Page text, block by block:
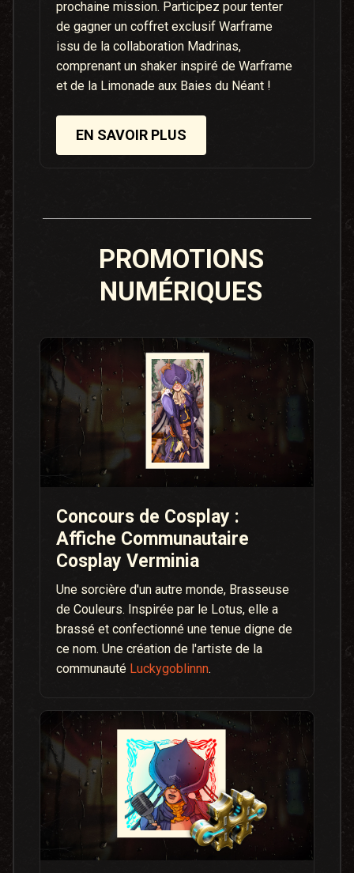
prochaine mission. Participez pour tenter
de gagner un coffret exclusif Warframe
issu de la collaboration Madrinas,
comprenant un shaker inspiré de Warframe
et de la Limonade aux Baies du Néant !
EN SAVOIR PLUS
PROMOTIONS
NUMÉRIQUES
Concours de Cosplay :
Affiche Communautaire
Cosplay Verminia
Une sorcière d'un autre monde, Brasseuse
de Couleurs. Inspirée par le Lotus, elle a
brassé et confectionné une tenue digne de
ce nom. Une création de l'artiste de la
communauté Luckygoblinnn.